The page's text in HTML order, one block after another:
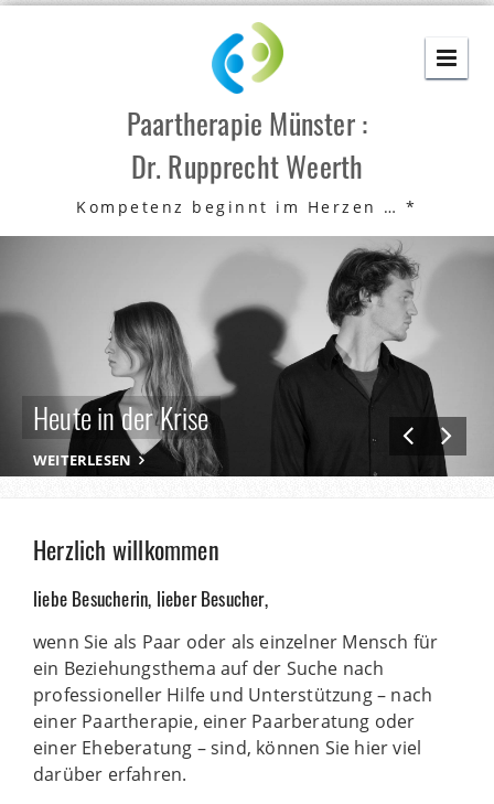
Paartherapie Münster :
Dr. Rupprecht Weerth
Kompetenz beginnt im Herzen … *
Heute in der Krise
WEITERLESEN
Herzlich willkommen
liebe Besucherin, lieber Besucher,
wenn Sie als Paar oder als einzelner Mensch für
ein Beziehungsthema auf der Suche nach
professioneller Hilfe und Unterstützung – nach
einer Paartherapie, einer Paarberatung oder
einer Eheberatung – sind, können Sie hier viel
darüber erfahren.